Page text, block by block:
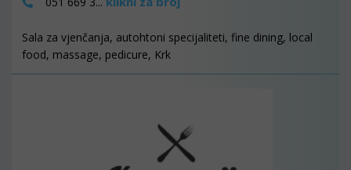
Sala za vjenčanja, autohtoni specijaliteti, fine dining, local
food, massage, pedicure, Krk